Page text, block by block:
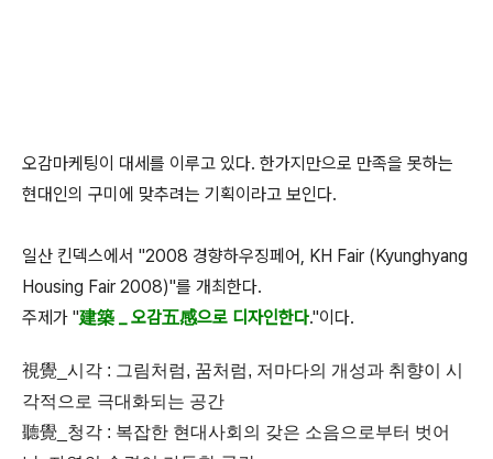
오감마케팅이 대세를 이루고 있다. 한가지만으로 만족을 못하는
현대인의 구미에 맞추려는 기획이라고 보인다.
일산 킨덱스에서 "2008 경향하우징페어, KH Fair (Kyunghyang
Housing Fair 2008)"를 개최한다.
주제가 "建築 _ 오감五感으로 디자인한다."이다.
視覺_시각 : 그림처럼, 꿈처럼, 저마다의 개성과 취향이 시
각적으로 극대화되는 공간
聽覺_청각 : 복잡한 현대사회의 갖은 소음으로부터 벗어